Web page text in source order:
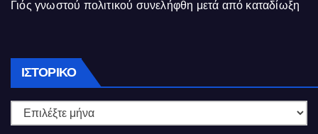
Γιός γνωστού πολιτικού συνελήφθη μετά από καταδίωξη
ΙΣΤΟΡΙΚΌ Ιστορικό